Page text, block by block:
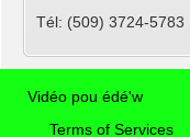
Tél: (509) 3724-5783
Vidéo pou édé'w
Terms of Services